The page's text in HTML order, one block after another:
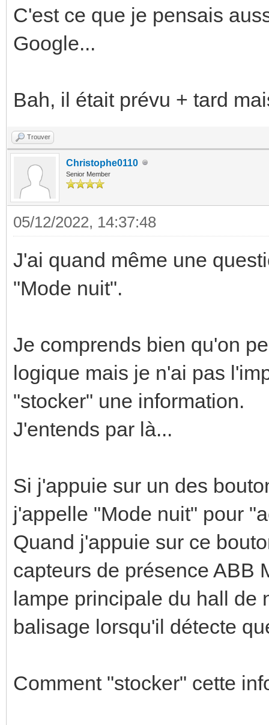
C'est ce que je pensais
Google...
Bah, il était prévu + tard
Trouver
Christophe0110
Senior Member
05/12/2022, 14:37:48
J'ai quand même une
"Mode nuit".
Je comprends bien qu'on
logique mais je n'ai pas
"stocker" une information.
J'entends par là...
Si j'appuie sur un des
j'appelle "Mode nuit" pour
Quand j'appuie sur ce
capteurs de présence ABB
lampe principale du hall de
balisage lorsqu'il détecte
Comment "stocker" cette